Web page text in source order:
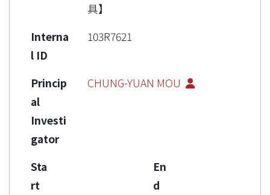
具】
Interna
l ID
103R7621
Princip
al
Investi
gator
CHUNG-YUAN MOU
Sta
rt
En
d